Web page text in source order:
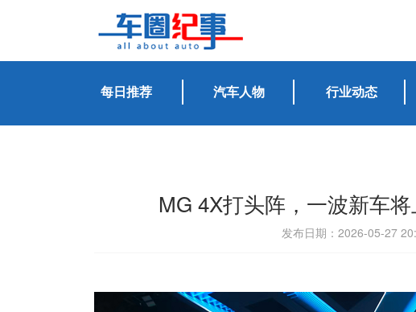
每日推荐 汽车人物 行业动态
MG 4X打头阵，一波新车
发布日期：2026-05-27